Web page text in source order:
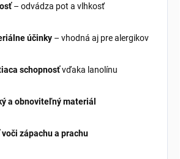
– odvádza pot a vlhkosť
účinky – vhodná aj pre alergikov
schopnosťvďaka lanolínu
a obnoviteľný materiál
zápachu a prachu